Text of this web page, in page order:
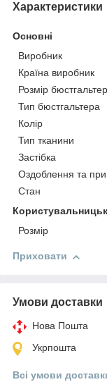
Характеристики
Основні
Виробник
Країна виробник
Розмір
Тип бюстгальтера
Колір
Тип тканини
Застібка
Оздоблення та
Стан
Розмір
Приховати
Умови доставки
Нова Пошта
Укрпошта
Всі умови